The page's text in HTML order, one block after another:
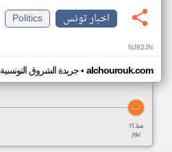
اخبار تونس
Politics
NJ82JN
جريدة الشروق التونسية• alchourouk.com
منذ ١٦
يوم